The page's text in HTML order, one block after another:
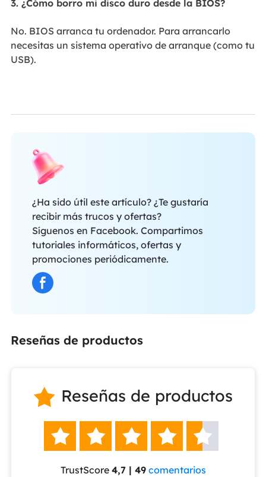
3. ¿Cómo borro mi disco duro desde la BIOS?
No. BIOS arranca tu ordenador. Para arrancarlo
necesitas un sistema operativo de arranque (como tu
USB).
¿Ha sido útil este artículo? ¿Te gustaría
recibir más trucos y ofertas?
Síguenos en Facebook. Compartimos
tutoriales informáticos, ofertas y
promociones periódicamente.
Reseñas de productos
 Reseñas de productos
    
TrustScore 4,7 | 49 comentarios